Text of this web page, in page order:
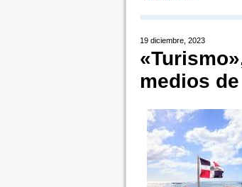
19 diciembre, 2023
medios